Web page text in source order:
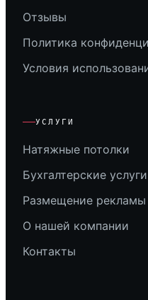
Отзывы
Политика
Условия
УСЛУГИ
Натяжные потолки
Бухгалтерские услуги
Размещение рекламы
О нашей компании
Контакты